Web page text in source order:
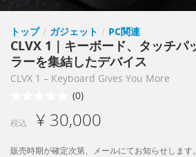
トップ / ガジェット / PC関連
CLVX 1｜キーボード、タッチパ
ラーを集結したデバイス
CLVX 1 – Keyboard Gives You More
(0)
税込 ¥ 30,000
販売時期が確定次第、メールにてお知らせします。